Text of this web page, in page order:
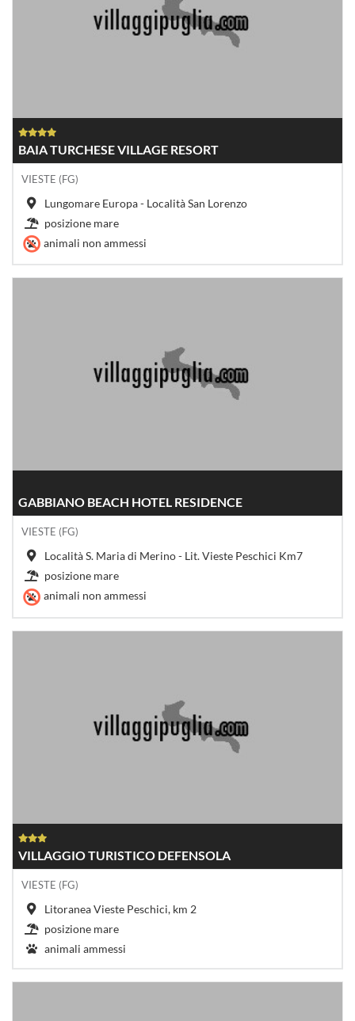
BAIA TURCHESE VILLAGE RESORT
VIESTE (FG)
Lungomare Europa - Località San Lorenzo
posizione mare
animali non ammessi
GABBIANO BEACH HOTEL RESIDENCE
VIESTE (FG)
Località S. Maria di Merino - Lit. Vieste Peschici Km7
posizione mare
animali non ammessi
VILLAGGIO TURISTICO DEFENSOLA
VIESTE (FG)
Litoranea Vieste Peschici, km 2
posizione mare
animali ammessi